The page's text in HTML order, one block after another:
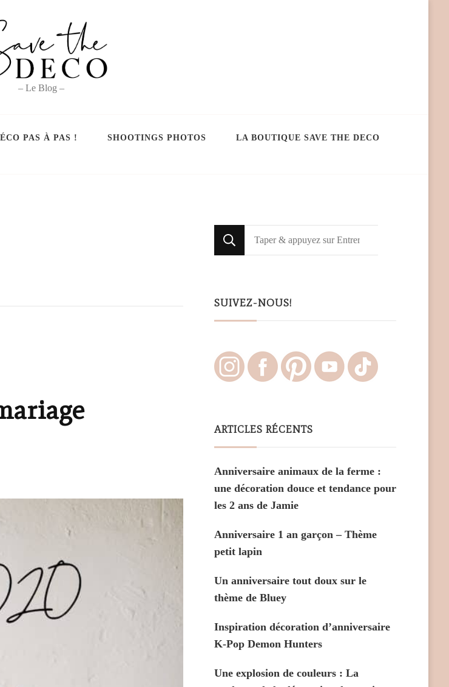
– Le Blog –
PAS À PAS ! SHOOTINGS PHOTOS LA BOUTIQUE SAVE THE DECO
Looking
for
SUIVEZ-NOUS!
ARTICLES RÉCENTS
Anniversaire animaux de la ferme :
une décoration douce et tendance pour
les 2 ans de Jamie
Anniversaire 1 an garçon – Thème
petit lapin
Un anniversaire tout doux sur le
thème de Bluey
Inspiration décoration d’anniversaire
K-Pop Demon Hunters
Une explosion de couleurs : La